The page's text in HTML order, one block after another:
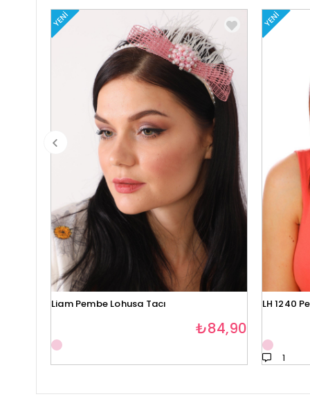
YENI
Liam Pembe Lohusa Tacı
₺84,90
YENI
LH 1240
1